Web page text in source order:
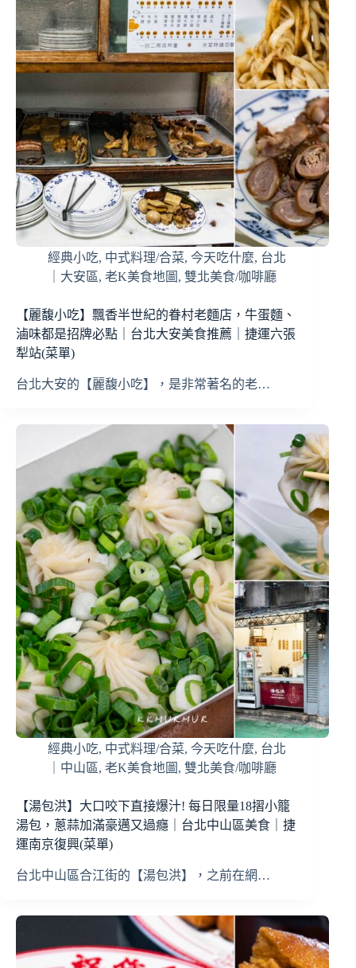
經典小吃, 中式料理/合菜, 今天吃什麼, 台北
｜大安區, 老K美食地圖 , 雙北美食/咖啡廳
【麗馥小吃】飄香半世紀的眷村老麵店，牛蛋麵、
滷味都是招牌必點｜台北大安美食推薦｜捷運六張
犁站(菜單)
台北大安的【麗馥小吃】，是非常著名的老…
經典小吃, 中式料理/合菜, 今天吃什麼, 台北
｜中山區, 老K美食地圖 , 雙北美食/咖啡廳
【湯包洪】大口咬下直接爆汁! 每日限量18摺小籠
湯包，蔥蒜加滿豪邁又過癮｜台北中山區美食｜捷
運南京復興(菜單)
台北中山區合江街的【湯包洪】，之前在網…